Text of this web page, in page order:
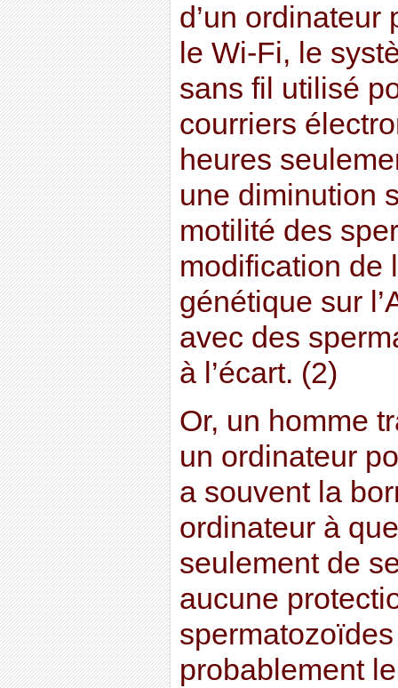
d’un
le Wi-Fi, le
sans fil utilisé
courriers
heures
une diminution
motilité des
modification de
génétique sur
avec des
à l’écart. (2)
Or, un homme
un ordinateur
a souvent la
ordinateur à
seulement de
aucune
probablement